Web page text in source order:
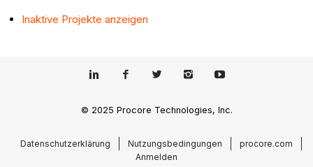
Inaktive Projekte anzeigen
© 2025 Procore Technologies, Inc.
Datenschutzerklärung Nutzungsbedingungen
procore.com
Anmelden